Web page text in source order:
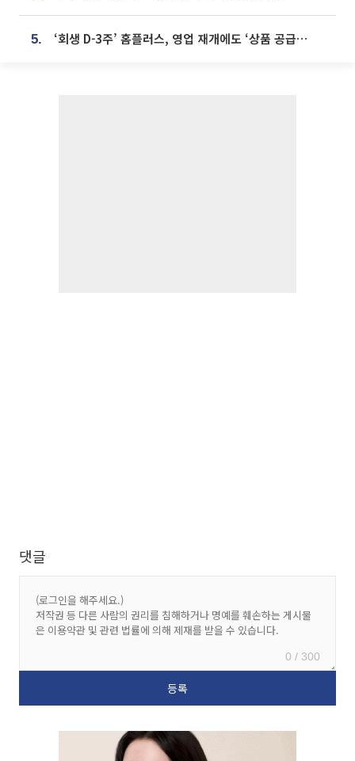
5. ‘회생 D-3주’ 홈플러스, 영업 재개에도 ‘상품 공급망’ 복구가 생존 관건
댓글
0 / 300